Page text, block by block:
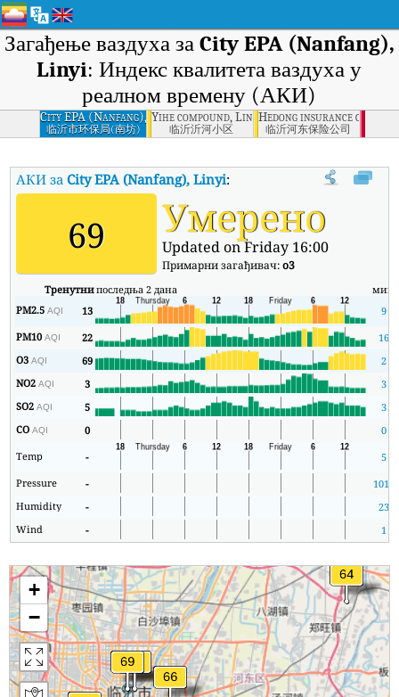
Загађење ваздуха за City EPA (Nanfang),
Linyi: Индекс квалитета ваздуха у
реалном времену (АКИ)
City EPA (Nanfang),
Linyi
临沂市环保局(南坊)
Yihe compound, Linyi
临沂沂河小区
Hedong insurance
临沂河东保险公司
АКИ заCity EPA (Nanfang), Linyi: Индекс квалитета ваздуха
69 Умерено
Updated on Friday 16:00
Примарни загађивач:o3
Тренутнипоследња 2 дана мин
PM2.5AQI 13
9
PM10AQI 22
16
O3AQI 69
2
NO2AQI 3
3
SO2AQI 5
3
COAQI 0
0
Temp
-
5
Pressure
- 1013
Humidity
-
23
Wind
- 1
+
−